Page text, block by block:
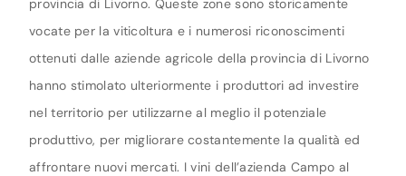
provincia di Livorno. Queste zone sono storicamente
vocate per la viticoltura e i numerosi riconoscimenti
ottenuti dalle aziende agricole della provincia di Livorno
hanno stimolato ulteriormente i produttori ad investire
nel territorio per utilizzarne al meglio il potenziale
produttivo, per migliorare costantemente la qualità ed
affrontare nuovi mercati. I vini dell’azienda Campo al